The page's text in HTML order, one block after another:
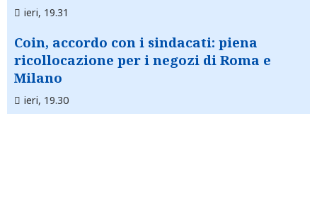
ieri, 19.31
Coin, accordo con i sindacati: piena
ricollocazione per i negozi di Roma e
Milano
ieri, 19.30